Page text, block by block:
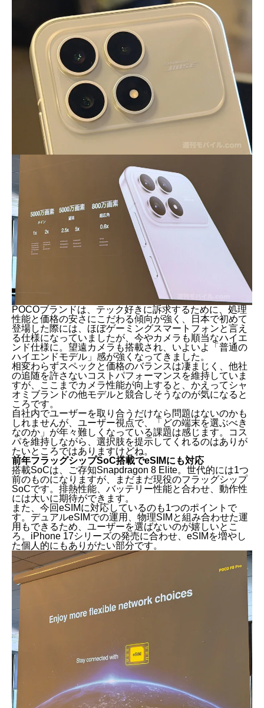
POCOブランドは、テック好きに訴求するために、処理
性能と価格の安さにこだわる傾向が強く、日本で初めて
登場した際には、ほぼゲーミングスマートフォンと言え
る仕様になっていましたが、今やカメラも順当なハイエ
ンド仕様に。望遠カメラも搭載され、いよいよ「普通の
ハイエンドモデル」感が強くなってきました。
相変わらずスペックと価格のバランスは凄まじく、他社
の追随を許さないコストパフォーマンスを維持していま
すが、ここまでカメラ性能が向上すると、かえってシャ
オミブランドの他モデルと競合しそうなのが気になると
ころです。
自社内でユーザーを取り合うだけなら問題はないのかも
しれませんが、ユーザー視点で、「どの端末を選ぶべき
なのか」が年々難しくなっている課題は感じます。コス
パを維持しながら、選択肢を提示してくれるのはありが
たいところではありますけどね。
前年フラッグシップSoC搭載でeSIMにも対応
搭載SoCは、ご存知Snapdragon 8 Elite。世代的には1つ
前のものになりますが、まだまだ現役のフラッグシップ
SoCです。排熱性能、バッテリー性能と合わせ、動作性
には大いに期待ができます。
また、今回eSIMに対応しているのも1つのポイントで
す。デュアルeSIMでの運用、物理SIMと組み合わせた運
用もできるため、ユーザーを選ばないのが嬉しいとこ
ろ。iPhone 17シリーズの発売に合わせ、eSIMを増やし
た個人的にもありがたい部分です。